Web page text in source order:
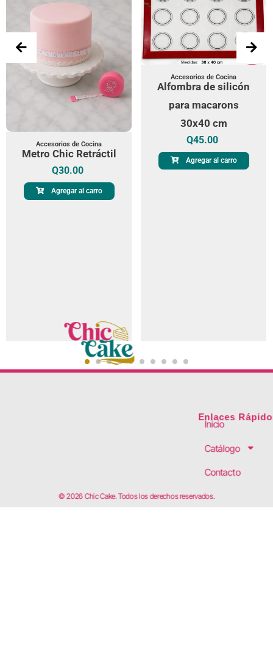
Accesorios de Cocina
Metro Chic Retráctil
Q30.00
Agregar al carro
Accesorios de Cocina
Alfombra de silicón
para macarons
30x40 cm
Q45.00
Agregar al carro
Enlaces
Inicio
Catálogo
Contacto
© 2026 Chic Cake. Todos los derechos reservados.